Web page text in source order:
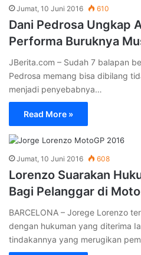
Jumat, 10 Juni 2016 610
Dani Pedrosa Ungkap
Performa Buruknya
JBerita.com – Sudah 7 balapan
Pedrosa memang bisa dibilang
menjadi penyebabnya…
Read More »
Jumat, 10 Juni 2016 608
Lorenzo Suarakan
Bagi Pelanggar di
BARCELONA – Jorege Lorenzo
dengan hukuman yang diterima
tindakannya yang merugikan